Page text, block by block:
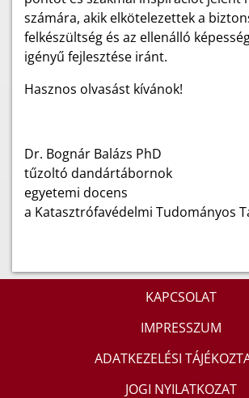
számára, akik elkötelezettek a
felkészültség és az ellenálló
igényű fejlesztése iránt.
Hasznos olvasást kívánok!
Dr. Bognár Balázs PhD
tűzoltó dandártábornok
egyetemi docens
a Katasztrófavédelmi Tudományos
KAPCSOLAT
IMPRESSZUM
ADATKEZELÉSI
JOGI NYILATKOZAT